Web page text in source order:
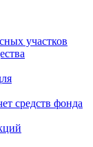
участков
средств фонда